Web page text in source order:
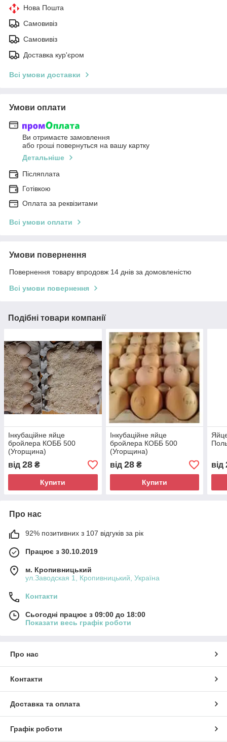
Нова Пошта
Самовивіз
Самовивіз
Доставка кур'єром
Всі умови доставки
Умови оплати
Ви отримаєте замовлення
або гроші повернуться на вашу картку
Детальніше
Післяплата
Готівкою
Оплата за реквізитами
Всі умови оплати
Умови повернення
Повернення товару впродовж 14 днів за домовленістю
Всі умови повернення
Подібні товари компанії
Інкубаційне яйце
бройлера КОББ 500
(Угорщина)
від 28 ₴
Купити
Інкубаційне яйце
бройлера КОББ 500
(Угорщина)
від 28₴
Купити
від
Про нас
92% позитивних з 107 відгуків за рік
Працює з 30.10.2019
м. Кропивницький
ул.Заводская 1, Кропивницький, Україна
Контакти
Сьогодні працює з 09:00 до 18:00
Показати весь графік роботи
Про нас
Контакти
Доставка та оплата
Графік роботи